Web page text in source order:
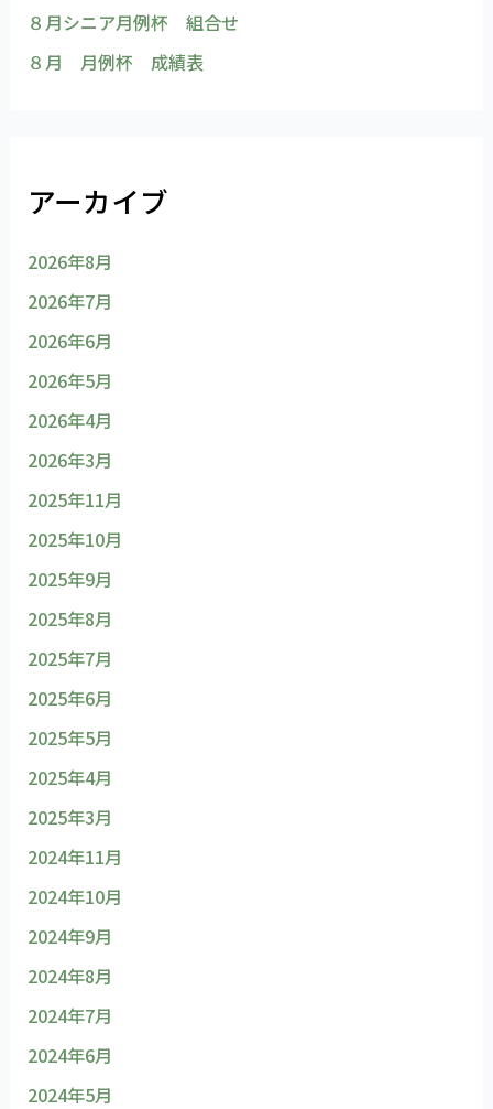
８月シニア月例杯 組合せ
８月 月例杯 成績表
アーカイブ
2026年8月
2026年7月
2026年6月
2026年5月
2026年4月
2026年3月
2025年11月
2025年10月
2025年9月
2025年8月
2025年7月
2025年6月
2025年5月
2025年4月
2025年3月
2024年11月
2024年10月
2024年9月
2024年8月
2024年7月
2024年6月
2024年5月